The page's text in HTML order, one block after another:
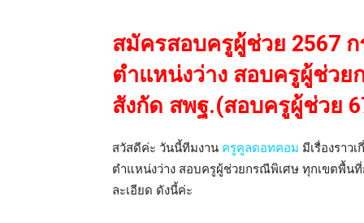
สมัครสอบครูผู้ช่วย 2567
ตำแหน่งว่าง สอบครูผู้ช่ว
สังกัด สพฐ.(สอบครูผู้ช่วย
สวัสดีค่ะ วันนี้ทีมงาน ครูคูลดอทคอม มีเรื่องราว
ตำแหน่งว่าง สอบครูผู้ช่วยกรณีพิเศษ ทุกเขตพื้น
ละเอียด ดังนี้ค่ะ